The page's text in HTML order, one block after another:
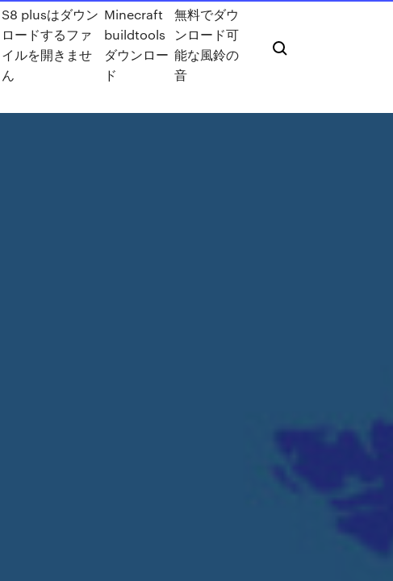
S8 plusはダウン
ロードするファ
イルを開きませ
ん
Minecraft
buildtools
ダウンロー
ド
無料でダウ
ンロード可
能な風鈴の
音